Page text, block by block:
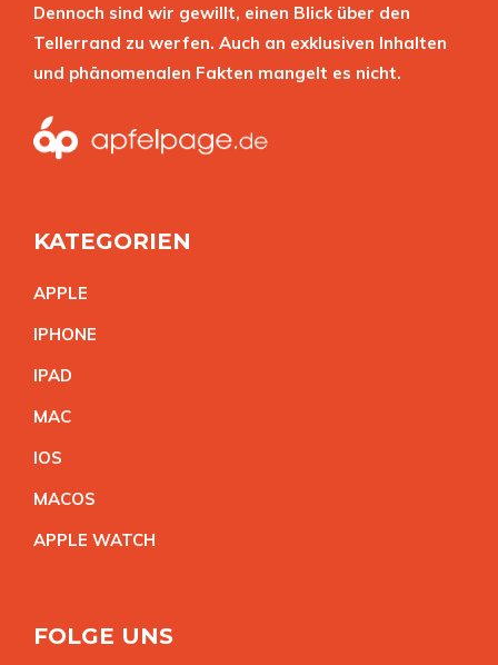
Dennoch sind wir gewillt, einen Blick über den
Tellerrand zu werfen. Auch an exklusiven Inhalten
und phänomenalen Fakten mangelt es nicht.
KATEGORIEN
APPLE
IPHONE
IPAD
MAC
IOS
MACOS
APPLE WATCH
FOLGE UNS